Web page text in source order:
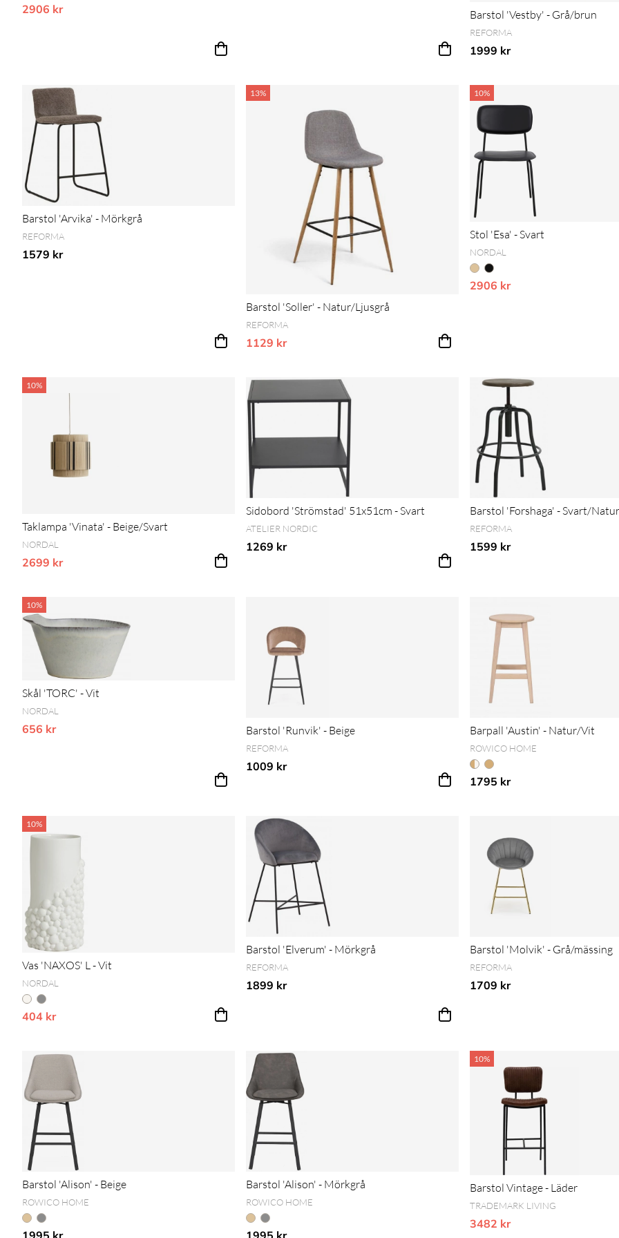
2906 kr
Vårt lägsta pris 1-30 dagar innan prissänkning Barstol 'Vestby' - Grå/brun
REFORMA
1999 kr
Barstol 'Arvika' - Mörkgrå
REFORMA
1579 kr
13%
Barstol 'Soller' - Natur/Ljusgrå
REFORMA
1129 kr
Vårt lägsta pris 1-30 dagar innan prissänkning
10%
Stol 'Esa' - Svart
NORDAL
2906 kr
Vårt lägsta pris 1-30 dagar
10%
Taklampa 'Vinata' - Beige/Svart
NORDAL
2699 kr
Vårt lägsta pris 1-30 dagar innan prissänkning
Sidobord 'Strömstad' 51x51cm - Svart
ATELIER NORDIC
1269 kr
Barstol 'Forshaga' - Svart/Natur
REFORMA
1599 kr
10%
Skål 'TORC' - Vit
NORDAL
656 kr
Vårt lägsta pris 1-30 dagar innan prissänkning Barstol 'Runvik' - Beige
REFORMA
1009 kr
Barpall 'Austin' - Natur/Vit
ROWICO HOME
1795 kr
10%
Vas 'NAXOS' L - Vit
NORDAL
404 kr
Vårt lägsta pris 1-30 dagar innan prissänkning
Barstol 'Elverum' - Mörkgrå
REFORMA
1899 kr
Barstol 'Molvik' - Grå/mässing
REFORMA
1709 kr
Barstol 'Alison' - Beige
ROWICO HOME
1995 kr
Barstol 'Alison' - Mörkgrå
ROWICO HOME
1995 kr
10%
Barstol Vintage - Läder
TRADEMARK LIVING
3482 kr
Vårt lägsta pris 1-30 dagar